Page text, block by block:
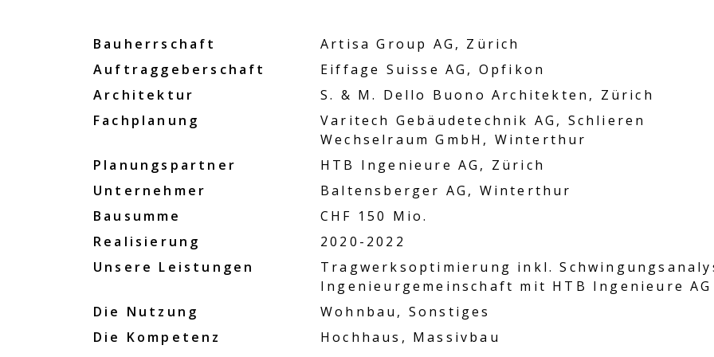
Bauherrschaft
Artisa Group AG, Zürich
Auftraggeberschaft
Eiffage Suisse AG, Opfikon
Architektur
S. & M. Dello Buono Architekten, Zürich
Fachplanung
Varitech Gebäudetechnik AG, Schlieren
Wechselraum GmbH, Winterthur
Planungspartner
HTB Ingenieure AG, Zürich
Unternehmer
Baltensberger AG, Winterthur
Bausumme
CHF 150 Mio.
Realisierung
2020-2022
Unsere Leistungen
Tragwerksoptimierung inkl.
Ingenieurgemeinschaft mit HTB Ingenieure AG
Die Nutzung
Wohnbau, Sonstiges
Die Kompetenz
Hochhaus, Massivbau